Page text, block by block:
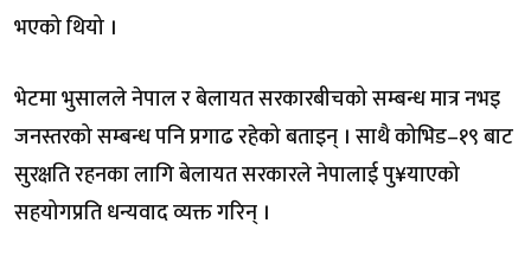
भएको थियो ।
भेटमा भुसालले नेपाल र बेलायत सरकारबीचको सम्बन्ध मात्र नभइ
जनस्तरको सम्बन्ध पनि प्रगाढ रहेको बताइन् । साथै कोभिड–१९ बाट
सुरक्षति रहनका लागि बेलायत सरकारले नेपालाई पु¥याएको
सहयोगप्रति धन्यवाद व्यक्त गरिन् ।